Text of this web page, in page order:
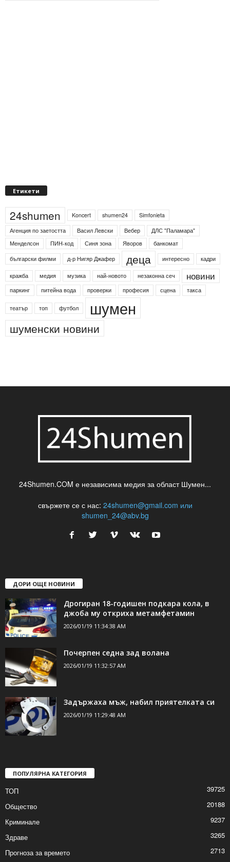
Етикети
24shumen Koncert shumen24
Simfonieta
Агенция по заетостта
Васил Левски Вебер
ДЛС "Паламара"
Менделсон
ПИН-код Синя зона Яворов
банкомат
български филми
д-р Нигяр Джафер деца интересно кадри
кражба медия музика най-новото незаконна сеч новини
паркинг питейна вода проверки професия сцена такса
театър топ футбол шумен
шуменски новини
24Shumen.COM е независима медия за област Шумен...
свържете се с нас: 24shumen@gmail.com или
shumen_24@abv.bg
ДОРИ ОЩЕ НОВИНИ
Дрогиран 18-годишен подкара кола, в
джоба му откриха метамфетамин
2026/01/19 11:34:38 AM
Почерпен седна зад волана
2026/01/19 11:32:57 AM
Задържаха мъж, набил приятелката си
2026/01/19 11:29:48 AM
ПОПУЛЯРНА КАТЕГОРИЯ
ТОП
39725
Общество
20188
Криминале
9237
Здраве
3265
Прогноза за времето
2713